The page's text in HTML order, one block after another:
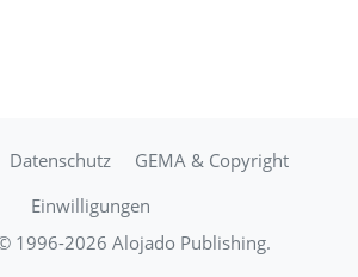
Datenschutz
GEMA & Copyright
Einwilligungen
1996-2026 Alojado Publishing.